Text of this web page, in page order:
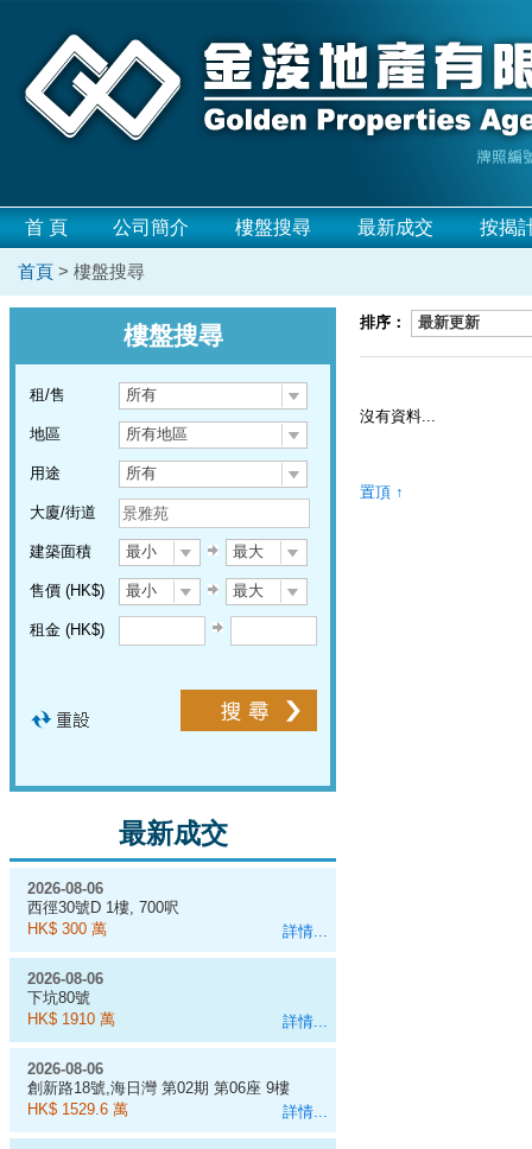
首 頁 公司簡介 樓盤搜尋 最新成交 按揭
首頁 > 樓盤搜尋
樓盤搜尋
租/售 所有
地區 所有地區
用途 所有
大廈/街道
建築面積 最小 最大
售價 (HK$) 最小 最大
租金 (HK$)
最新成交
詳情...
2026-08-06
西徑30號D 1樓, 700呎
HK$ 300 萬
詳情...
2026-08-06
下坑80號
HK$ 1910 萬
詳情...
2026-08-06
創新路18號,海日灣 第02期 第06座 9樓
D室
HK$ 1529.6 萬
排序： 最新更新
沒有資料...
置頂 ↑